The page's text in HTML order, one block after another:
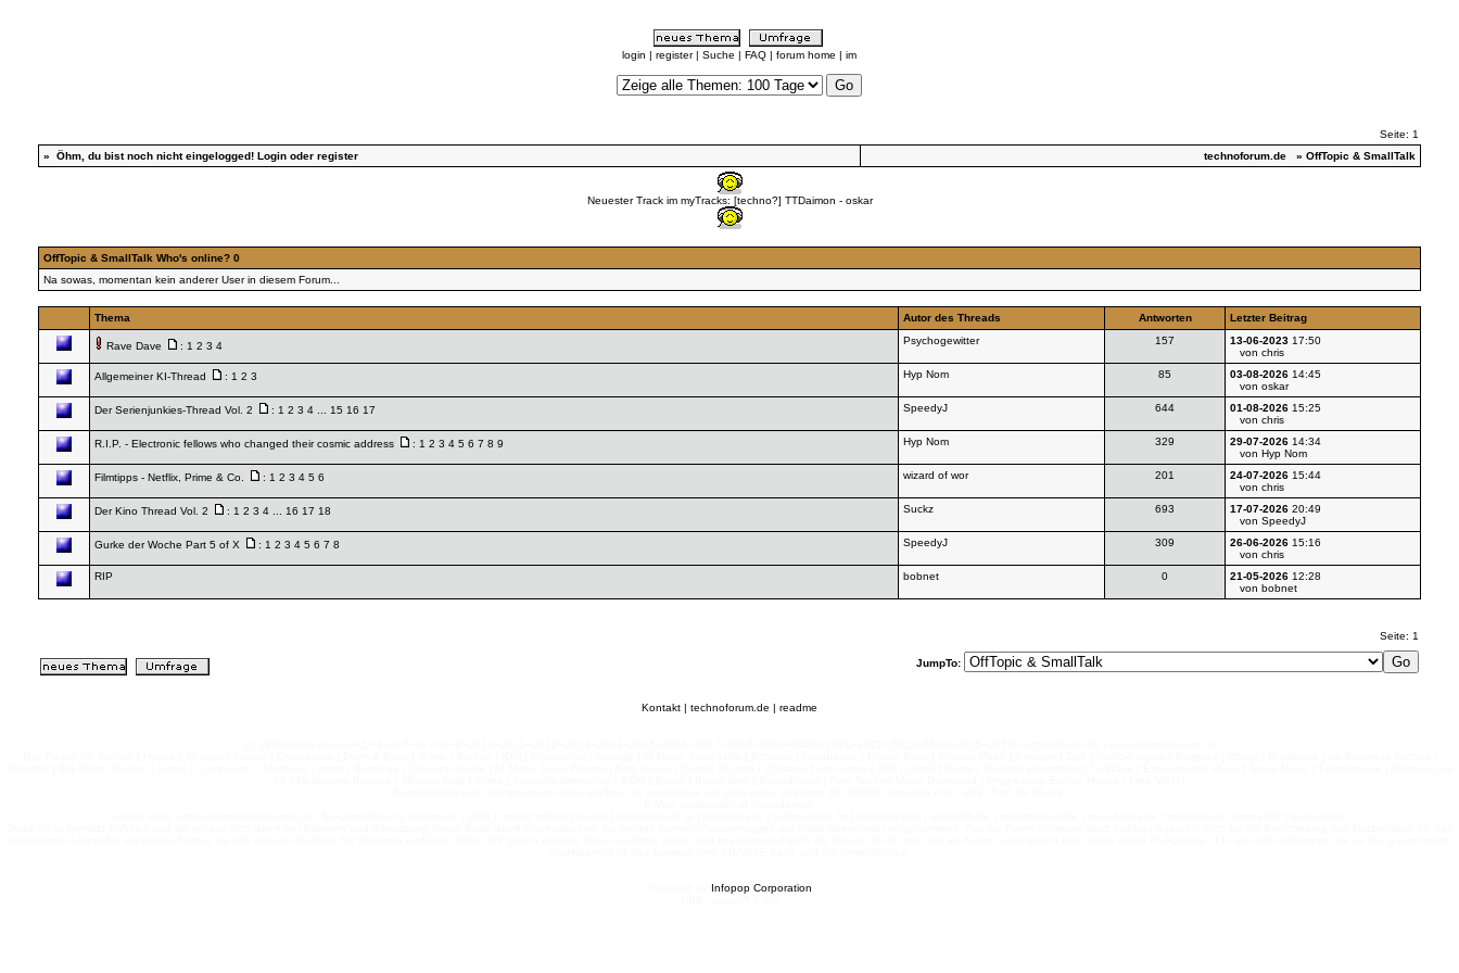
login | register | Suche | FAQ | forum home | im
Seite: 1
» Öhm, du bist noch nicht eingelogged! Login oder register technoforum.de » OffTopic & SmallTalk
Neuester Track im myTracks: [techno?] TTDaimon - oskar
OffTopic & SmallTalk Who's online? 0
Na sowas, momentan kein anderer User in diesem Forum...
Thema Autor des Threads Antworten Letzter Beitrag
Rave Dave : 1 2 3 4 Psychogewitter 157 13-06-2023 17:50
von chris
Allgemeiner KI-Thread
: 1 2 3 Hyp Nom 85 03-08-2026 14:45
von oskar
Der Serienjunkies-Thread Vol. 2
: 1 2 3 4 15 16 17 SpeedyJ 644 01-08-2026 15:25
von chris
R.I.P. - Electronic fellows who changed their cosmic address
: 1 2 3 4 5 6 7 8 9 Hyp Nom 329 29-07-2026 14:34
von Hyp Nom
Filmtipps - Netflix, Prime & Co.
: 1 2 3 4 5 6 wizard of wor 201 24-07-2026 15:44
von chris
Der Kino Thread Vol. 2
: 1 2 3 4 16 17 18 Suckz 693 17-07-2026 20:49
von SpeedyJ
Gurke der Woche Part 5 of X
: 1 2 3 4 5 6 7 8 SpeedyJ 309 26-06-2026 15:16
von chris
RIP
bobnet 0 21-05-2026 12:28
von bobnet
Seite: 1
JumpTo:
Kontakt | technoforum.de | readme
Infopop Corporation